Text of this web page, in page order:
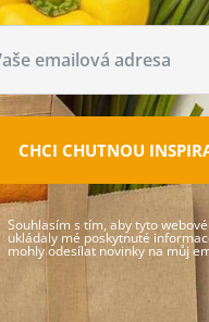
CHCI CHUTNOU
Souhlasím s tím, aby tyto
ukládaly mé poskytnuté
mohly odesílat novinky na můj